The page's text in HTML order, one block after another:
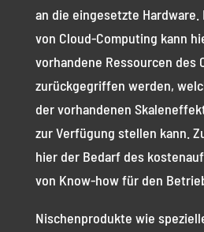
an die eingesetzte Hardware.
von Cloud-Computing kann
vorhandene Ressourcen des
zurückgegriffen werden,
der vorhandenen
zur Verfügung stellen kann.
hier der Bedarf des
von Know-how für den
Nischenprodukte wie